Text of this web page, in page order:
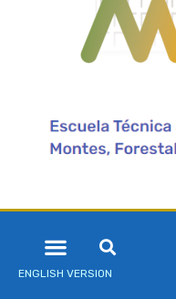
ENGLISH VERSION